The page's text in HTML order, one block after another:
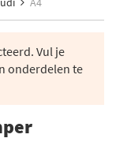
Vul je
onderdelen te